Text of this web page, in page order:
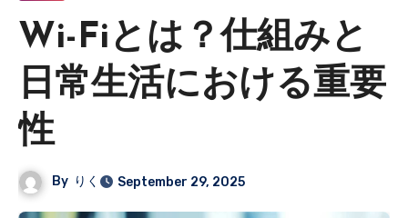
Wi-Fiとは？仕組みと
日常生活における重要
性
By りく September 29, 2025